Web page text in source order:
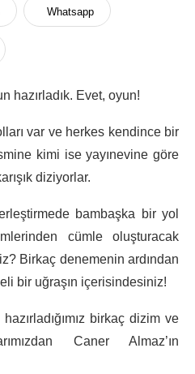
Whatsapp
hazırladık. Evet, oyun!
var ve herkes kendince bir
kimi ise yayınevine göre
diziyorlar.
bambaşka bir yol
cümle oluşturacak
Birkaç denemenin ardından
bir uğraşın içerisindesiniz!
birkaç dizim ve
Caner Almaz’ın